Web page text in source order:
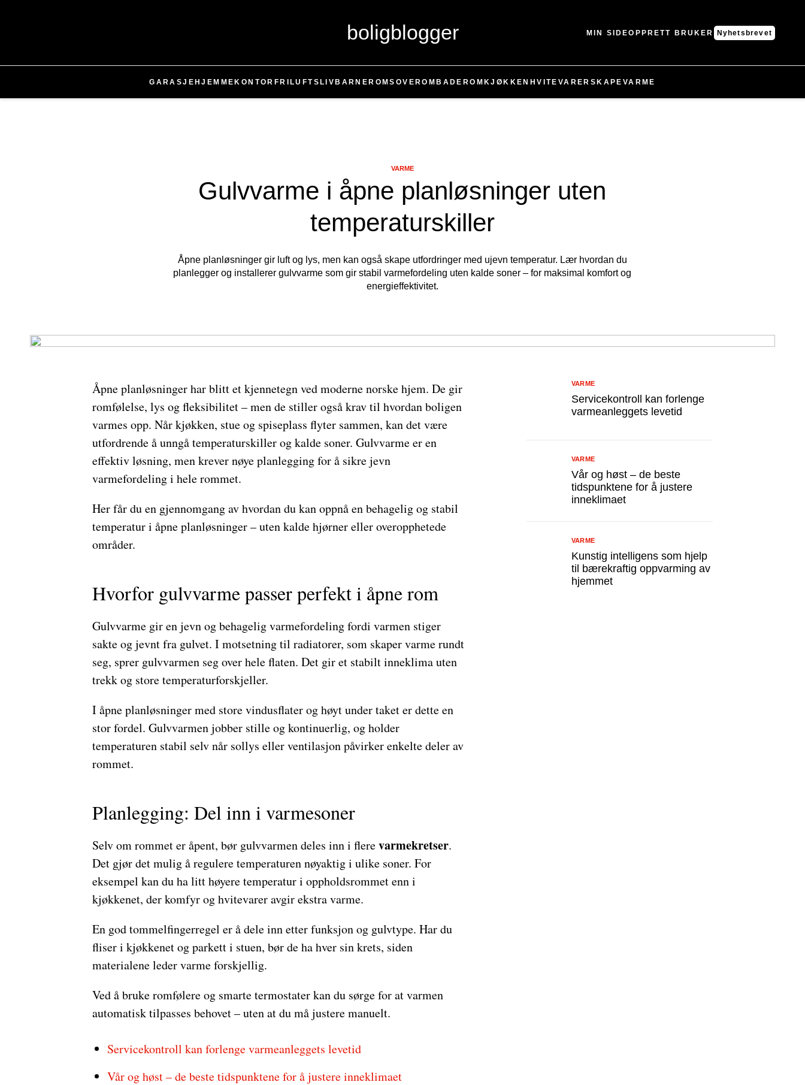
boligblogger MIN SIDEOPPRETT BRUKER Nyhetsbrevet
GARASJE HJEMMEKONTOR FRILUFTSLIV BARNEROMSOVEROM BADEROM KJØKKEN HVITEVARER SKAPE VARME
Gulvvarme i åpne planløsninger uten
temperaturskiller
VARME
Åpne planløsninger gir luft og lys, men kan også skape utfordringer med ujevn temperatur. Lær hvordan du
planlegger og installerer gulvvarme som gir stabil varmefordeling uten kalde soner – for maksimal komfort og
energieffektivitet.
Åpne planløsninger har blitt et kjennetegn ved moderne norske hjem. De gir
romfølelse, lys og fleksibilitet – men de stiller også krav til hvordan boligen
varmes opp. Når kjøkken, stue og spiseplass flyter sammen, kan det være
utfordrende å unngå temperaturskiller og kalde soner. Gulvvarme er en
effektiv løsning, men krever nøye planlegging for å sikre jevn
varmefordeling i hele rommet.
Her får du en gjennomgang av hvordan du kan oppnå en behagelig og stabil
temperatur i åpne planløsninger – uten kalde hjørner eller overopphetede
områder.
Hvorfor gulvvarme passer perfekt i åpne rom
Gulvvarme gir en jevn og behagelig varmefordeling fordi varmen stiger
sakte og jevnt fra gulvet. I motsetning til radiatorer, som skaper varme rundt
seg, sprer gulvvarmen seg over hele flaten. Det gir et stabilt inneklima uten
trekk og store temperaturforskjeller.
I åpne planløsninger med store vindusflater og høyt under taket er dette en
stor fordel. Gulvvarmen jobber stille og kontinuerlig, og holder
temperaturen stabil selv når sollys eller ventilasjon påvirker enkelte deler av
rommet.
Planlegging: Del inn i varme­soner
Selv om rommet er åpent, bør gulvvarmen deles inn i flerevarmekretser.
Det gjør det mulig å regulere temperaturen nøyaktig i ulike soner. For
eksempel kan du ha litt høyere temperatur i oppholdsrommet enn i
kjøkkenet, der komfyr og hvitevarer avgir ekstra varme.
En god tommelfingerregel er å dele inn etter funksjon og gulvtype. Har du
fliser i kjøkkenet og parkett i stuen, bør de ha hver sin krets, siden
materialene leder varme forskjellig.
Ved å bruke romfølere og smarte termostater kan du sørge for at varmen
automatisk tilpasses behovet – uten at du må justere manuelt.
Servicekontroll kan forlenge varmeanleggets levetid
Vår og høst – de beste tidspunktene for å justere inneklimaet
Servicekontroll kan forlenge
varmeanleggets levetid
VARME
Vår og høst – de beste
tidspunktene for å justere
inneklimaet
VARME
Kunstig intelligens som hjelp
til bærekraftig oppvarming av
hjemmet
VARME